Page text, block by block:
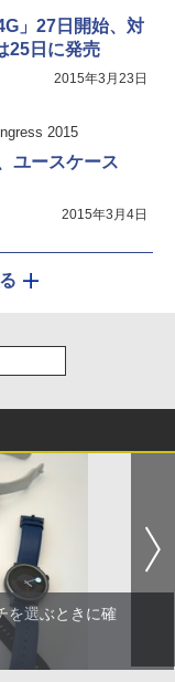
」27日開始、対
25日に発売
2015年3月23日
2015
ユースケース
2015年3月4日
を選ぶときに確